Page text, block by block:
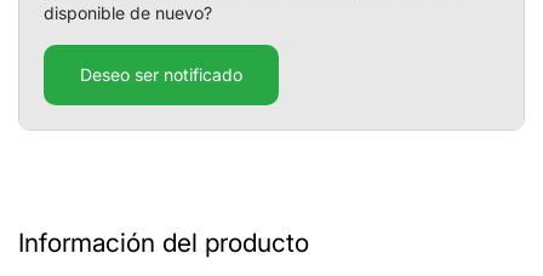
disponible de nuevo?
Deseo ser notificado
Información del producto